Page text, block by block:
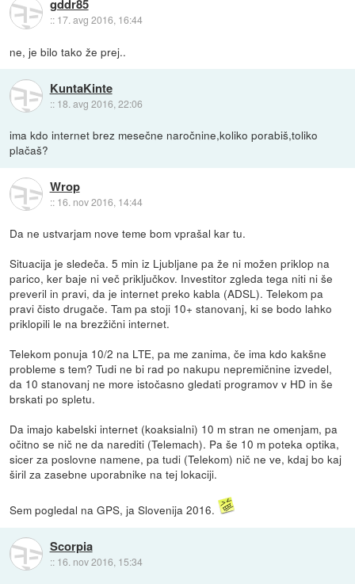
gddr85
:: 17. avg 2016, 16:44
ne, je bilo tako že prej..
KuntaKinte
:: 18. avg 2016, 22:06
ima kdo internet brez mesečne naročnine,koliko porabiš,toliko
plačaš?
Wrop
:: 16. nov 2016, 14:44
Da ne ustvarjam nove teme bom vprašal kar tu.
Situacija je sledeča. 5 min iz Ljubljane pa že ni možen priklop na
parico, ker baje ni več priključkov. Investitor zgleda tega niti ni še
preveril in pravi, da je internet preko kabla (ADSL). Telekom pa
pravi čisto drugače. Tam pa stoji 10+ stanovanj, ki se bodo lahko
priklopili le na brezžični internet.
Telekom ponuja 10/2 na LTE, pa me zanima, če ima kdo kakšne
probleme s tem? Tudi ne bi rad po nakupu nepremičnine izvedel,
da 10 stanovanj ne more istočasno gledati programov v HD in še
brskati po spletu.
Da imajo kabelski internet (koaksialni) 10 m stran ne omenjam, pa
očitno se nič ne da narediti (Telemach). Pa še 10 m poteka optika,
sicer za poslovne namene, pa tudi (Telekom) nič ne ve, kdaj bo kaj
širil za zasebne uporabnike na tej lokaciji.
Sem pogledal na GPS, ja Slovenija 2016.
Scorpia
:: 16. nov 2016, 15:34